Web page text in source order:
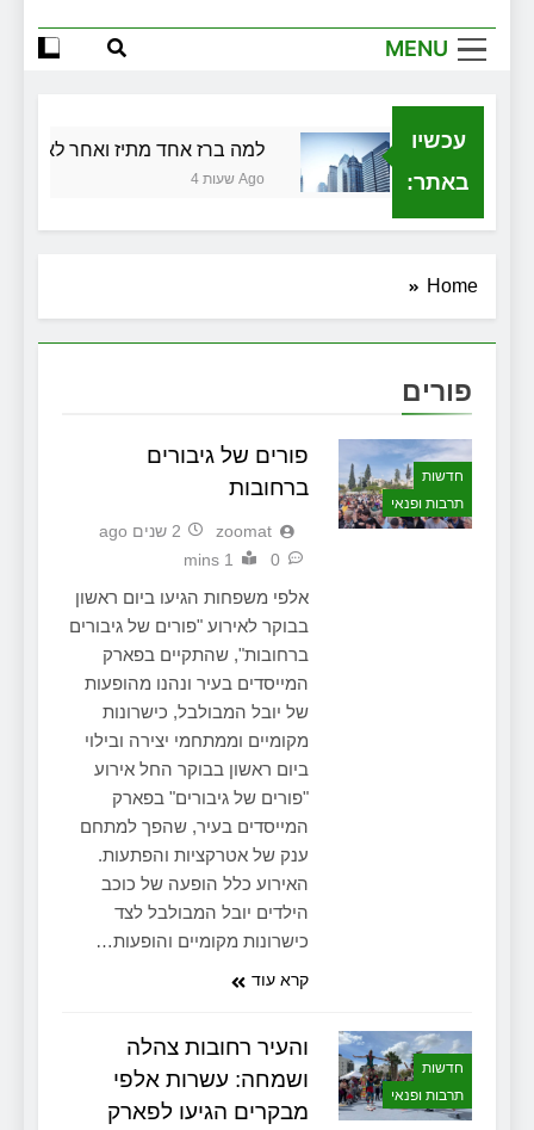
שמלות כלה במרכז: הבחירה הנכונה ליום
למה צריך משרד תיווך ברחובות? היתרון
המקומי שיכול לשנות עסקת נדל"ן
MENU
עכשיו
באתר:
למה ברז אחד מתיז ואחר לא:
4 שעות Ago
בתל אביב
Home
פורים
חדשות
תרבות ופנאי
פורים של גיבורים
ברחובות
zoomat
2 שנים ago
0
1 mins
אלפי משפחות הגיעו ביום ראשון
בבוקר לאירוע "פורים של גיבורים
ברחובות", שהתקיים בפארק
המייסדים בעיר ונהנו מהופעות
של יובל המבולבל, כישרונות
מקומיים וממתחמי יצירה ובילוי
ביום ראשון בבוקר החל אירוע
"פורים של גיבורים" בפארק
המייסדים בעיר, שהפך למתחם
ענק של אטרקציות והפתעות.
האירוע כלל הופעה של כוכב
הילדים יובל המבולבל לצד
כישרונות מקומיים והופעות…
קרא עוד
חדשות
תרבות ופנאי
והעיר רחובות צהלה
ושמחה: עשרות אלפי
מבקרים הגיעו לפארק